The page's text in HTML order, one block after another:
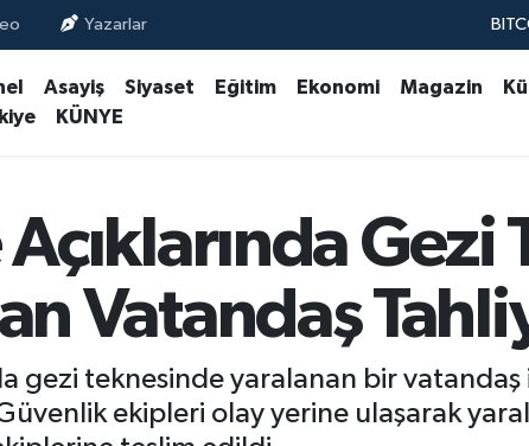
Yazarlar
Asayiş Siyaset Eğitim Ekonomi Magazin
KÜNYE
Gezi
Vatandaş
gezi teknesinde yaralanan bir
ekipleri olay yerine ulaşarak